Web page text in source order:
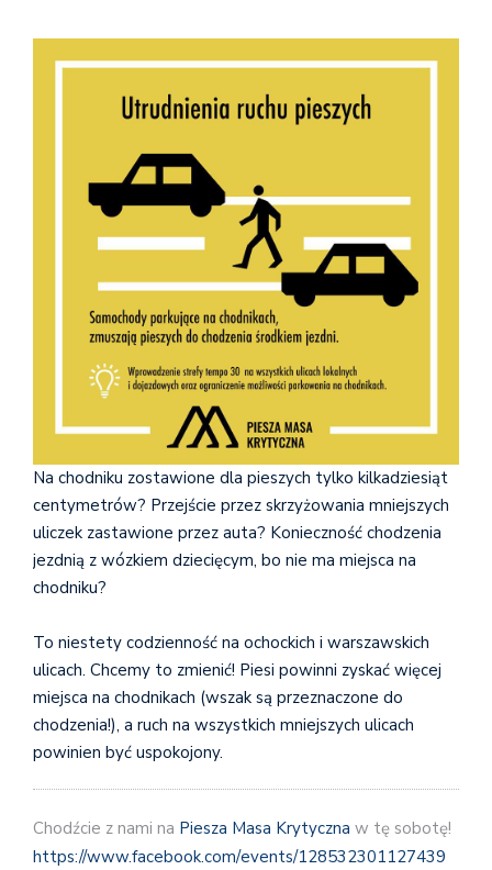
Na chodniku zostawione dla pieszych tylko kilkadziesiąt
centymetrów? Przejście przez skrzyżowania mniejszych
uliczek zastawione przez auta? Konieczność chodzenia
jezdnią z wózkiem dziecięcym, bo nie ma miejsca na
chodniku?
To niestety codzienność na ochockich i warszawskich
ulicach. Chcemy to zmienić! Piesi powinni zyskać więcej
miejsca na chodnikach (wszak są przeznaczone do
chodzenia!), a ruch na wszystkich mniejszych ulicach
powinien być uspokojony.
Chodźcie z nami na Piesza Masa Krytyczna w tę sobotę!
https://www.facebook.com/events/128532301127439